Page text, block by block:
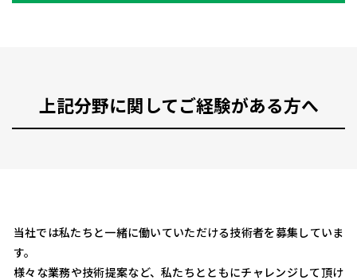
上記分野に関してご経験がある方へ
当社では私たちと一緒に働いていただける技術者を募集していま
す。
様々な業務や技術提案など、私たちとともにチャレンジして頂け